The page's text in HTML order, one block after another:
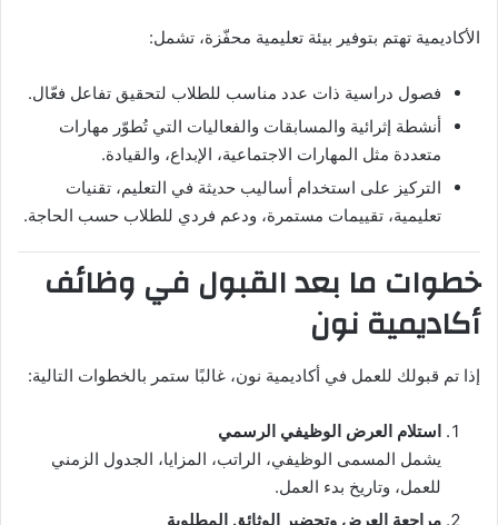
الأكاديمية تهتم بتوفير بيئة تعليمية محفّزة، تشمل:
فصول دراسية ذات عدد مناسب للطلاب لتحقيق تفاعل فعّال.
أنشطة إثرائية والمسابقات والفعاليات التي تُطوّر مهارات
متعددة مثل المهارات الاجتماعية، الإبداع، والقيادة.
التركيز على استخدام أساليب حديثة في التعليم، تقنيات
تعليمية، تقييمات مستمرة، ودعم فردي للطلاب حسب الحاجة.
خطوات ما بعد القبول في وظائف
أكاديمية نون
إذا تم قبولك للعمل في أكاديمية نون، غالبًا ستمر بالخطوات التالية:
استلام العرض الوظيفي الرسمي
يشمل المسمى الوظيفي، الراتب، المزايا، الجدول الزمني
للعمل، وتاريخ بدء العمل.
مراجعة العرض وتحضير الوثائق المطلوبة